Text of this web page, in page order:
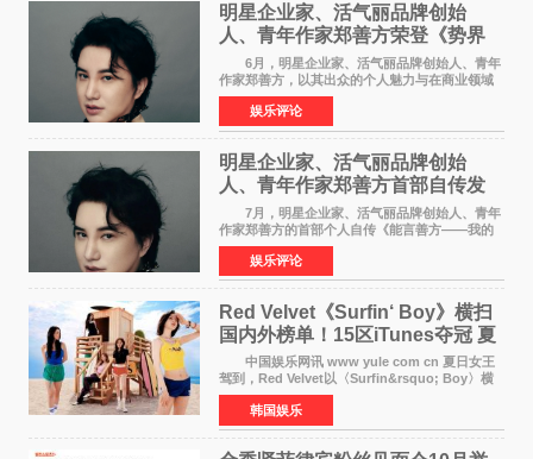
明星企业家、活气丽品牌创始
人、青年作家郑善方荣登《势界
POWERCIRCLES》6月刊
6月，明星企业家、活气丽品牌创始人、青年
作家郑善方，以其出众的个人魅力与在商业领域
的卓越建树，成功登上《势界
POWERCIRCLES》，展现了他在时尚与商业领
域的双重影响力。 明星企业家、青
娱乐评论
明星企业家、活气丽品牌创始
人、青年作家郑善方首部自传发
布， 书写跨界创业者的成长答卷
7月，明星企业家、活气丽品牌创始人、青年
作家郑善方的首部个人自传《能言善方——我的
跨界人生》正式发行。这本书以他的人生轨迹为
脉络，首次完整公开了从逐梦少年到横跨美业、
公益等多领域的
娱乐评论
Red Velvet《Surfin‘ Boy》横扫
国内外榜单！15区iTunes夺冠 夏
日女王强势回归
中国娱乐网讯 www yule com cn 夏日女王
驾到，Red Velvet以〈Surfin&rsquo; Boy〉横
扫国内外榜单，获得音乐粉丝的热烈反响。
Red Velvet于3日发行了夏日迷你专辑《Velvet
Summer》，
韩国娱乐